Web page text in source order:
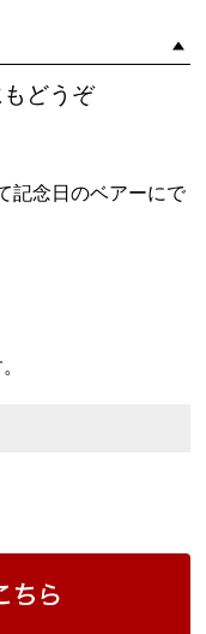
どうぞ
記念日のベアーにで